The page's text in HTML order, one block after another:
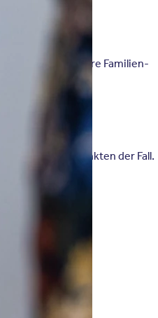
über das weitere Familien-
der Krebserkrankten der Fall.